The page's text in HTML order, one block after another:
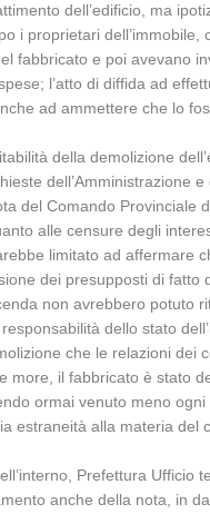
dell’edificio, ma
i proprietari
e poi avevano
l’atto di diffida ad
ad ammettere che lo
della demolizione
dell’Amministrazione
del Comando
alle censure degli
limitato ad affermare
dei presupposti di
non avrebbero potuto
dello stato
che le relazioni dei
il fabbricato è stato
ormai venuto meno ogni
alla materia del
Prefettura Ufficio
anche della nota, in